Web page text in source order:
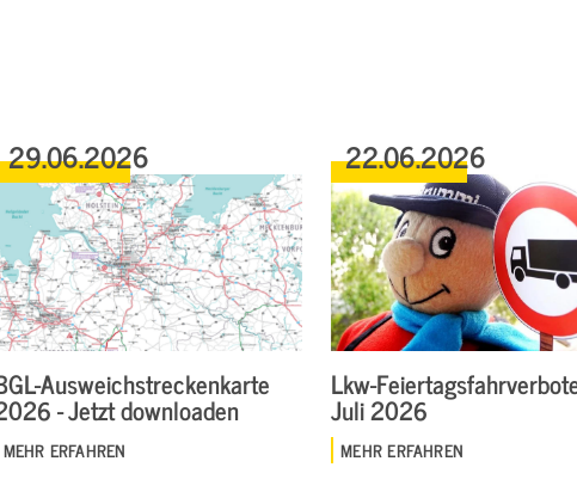
29.06.2026
Ausweichstreckenkarte
- Jetzt downloaden
MEHR ERFAHREN
22.06.2026
Lkw-
Juli 2026
MEHR ERFAHREN